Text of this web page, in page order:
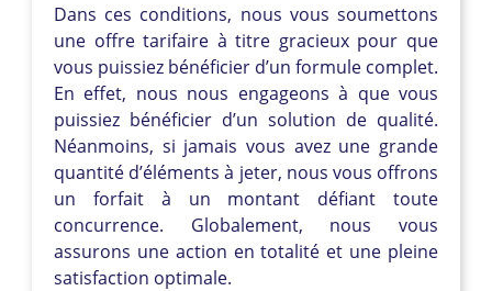
Dans ces conditions, nous vous soumettons
une offre tarifaire à titre gracieux pour que
vous puissiez bénéficier d’un formule complet.
En effet, nous nous engageons à que vous
puissiez bénéficier d’un solution de qualité.
Néanmoins, si jamais vous avez une grande
quantité d’éléments à jeter, nous vous offrons
un forfait à un montant défiant toute
concurrence. Globalement, nous vous
assurons une action en totalité et une pleine
satisfaction optimale.